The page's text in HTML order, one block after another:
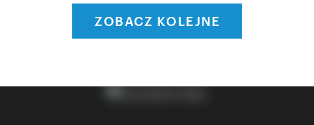
ZOBACZ KOLEJNE